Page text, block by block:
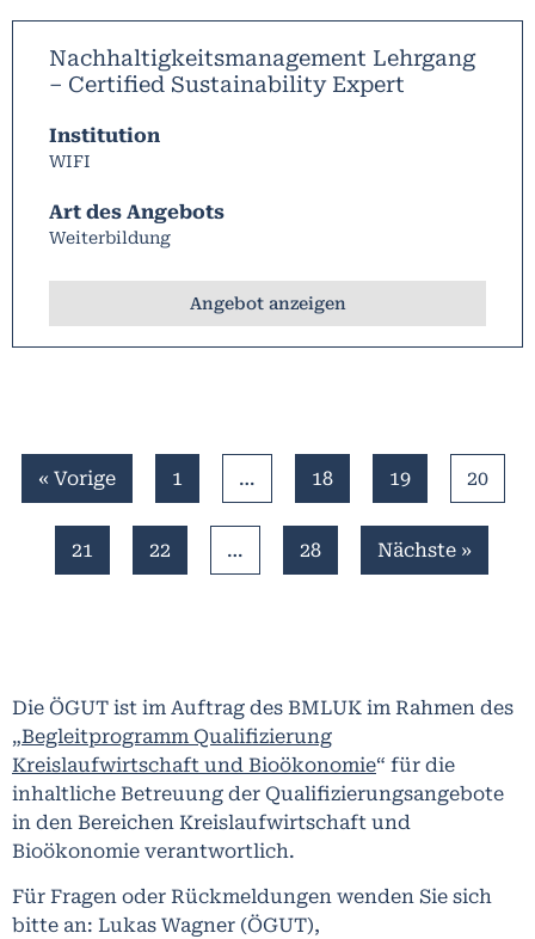
Nachhaltigkeitsmanagement Lehrgang
– Certified Sustainability Expert
Institution
WIFI
Art des Angebots
Weiterbildung
Angebot anzeigen
« Vorige 1 … 18 19 20
21 22 … 28 Nächste »
Die ÖGUT ist im Auftrag des BMLUK im Rahmen des
„Begleitprogramm Qualifizierung
Kreislaufwirtschaft und Bioökonomie“ für die
inhaltliche Betreuung der Qualifizierungsangebote
in den Bereichen Kreislaufwirtschaft und
Bioökonomie verantwortlich.
Für Fragen oder Rückmeldungen wenden Sie sich
bitte an: Lukas Wagner (ÖGUT),